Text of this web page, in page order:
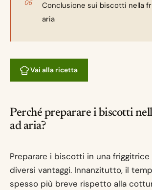
Conclusione sui biscotti nella
aria
Vai alla ricetta
Perché preparare i biscotti
ad aria?
Preparare i biscotti in una friggitrice
diversi vantaggi. Innanzitutto, il
spesso più breve rispetto alla